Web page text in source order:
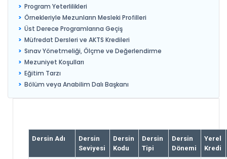
Program Yeterlilikleri
Örnekleriyle Mezunların Mesleki Profilleri
Üst Derece Programlarına Geçiş
Müfredat Dersleri ve AKTS Kredileri
Sınav Yönetmeliği, Ölçme ve Değerlendirme
Mezuniyet Koşulları
Eğitim Tarzı
Bölüm veya Anabilim Dalı Başkanı
Dersin Adı
Dersin
Seviyesi
Dersin
Kodu
Dersin
Tipi
Dersin
Dönemi
Yerel
Kredi